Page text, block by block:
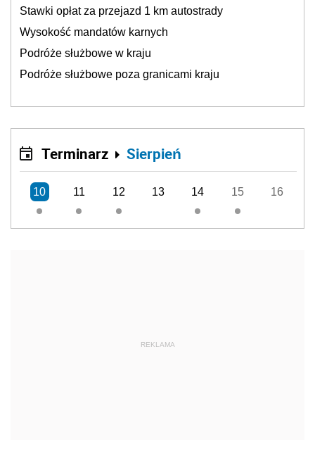
Stawki opłat za przejazd 1 km autostrady
Wysokość mandatów karnych
Podróże służbowe w kraju
Podróże służbowe poza granicami kraju
Terminarz Sierpień
10 11 12 13 14 15 16
REKLAMA